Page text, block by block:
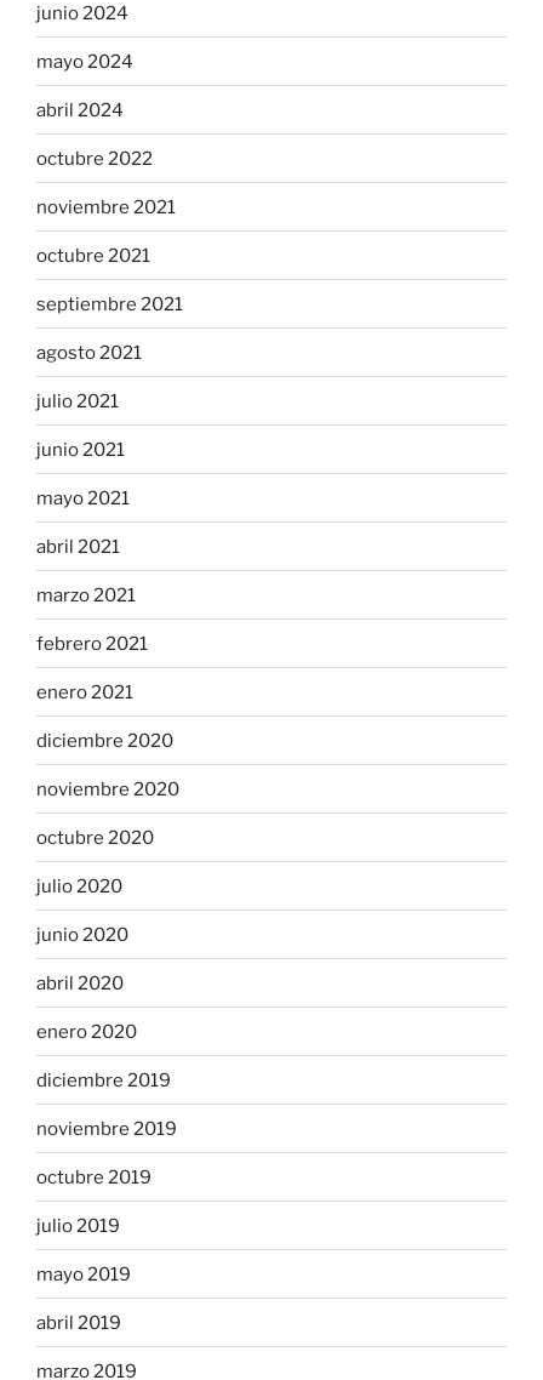
junio 2024
mayo 2024
abril 2024
octubre 2022
noviembre 2021
octubre 2021
septiembre 2021
agosto 2021
julio 2021
junio 2021
mayo 2021
abril 2021
marzo 2021
febrero 2021
enero 2021
diciembre 2020
noviembre 2020
octubre 2020
julio 2020
junio 2020
abril 2020
enero 2020
diciembre 2019
noviembre 2019
octubre 2019
julio 2019
mayo 2019
abril 2019
marzo 2019